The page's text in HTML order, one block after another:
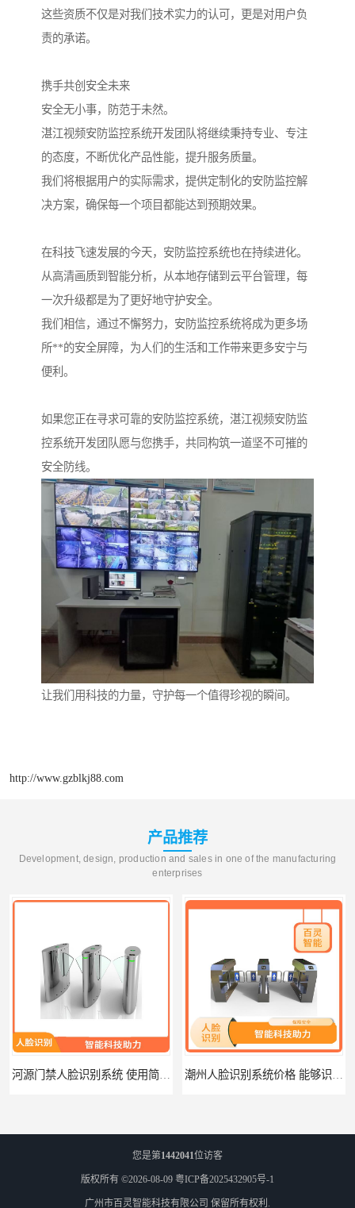
这些资质不仅是对我们技术实力的认可，更是对用户负
责的承诺。
携手共创安全未来
安全无小事，防范于未然。
湛江视频安防监控系统开发团队将继续秉持专业、专注
的态度，不断优化产品性能，提升服务质量。
我们将根据用户的实际需求，提供定制化的安防监控解
决方案，确保每一个项目都能达到预期效果。
在科技飞速发展的今天，安防监控系统也在持续进化。
从高清画质到智能分析，从本地存储到云平台管理，每
一次升级都是为了更好地守护安全。
我们相信，通过不懈努力，安防监控系统将成为更多场
所**的安全屏障，为人们的生活和工作带来更多安宁与
便利。
如果您正在寻求可靠的安防监控系统，湛江视频安防监
控系统开发团队愿与您携手，共同构筑一道坚不可摧的
安全防线。
让我们用科技的力量，守护每一个值得珍视的瞬间。
http://www.gzblkj88.com
产品推荐
Development, design, production and sales in one of the manufacturing
enterprises
河源门禁人脸识别系统 使用简单方便 无需人工干预 潮州人脸识别系统价格 能够识别活体人脸 非接触性
您是第1442041位访客
版权所有 ©2026-08-09 粤ICP备2025432905号-1
广州市百灵智能科技有限公司 保留所有权利.